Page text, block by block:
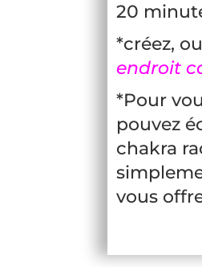
20
*créez,
endroit
*Pour
pouvez
chakra
vous